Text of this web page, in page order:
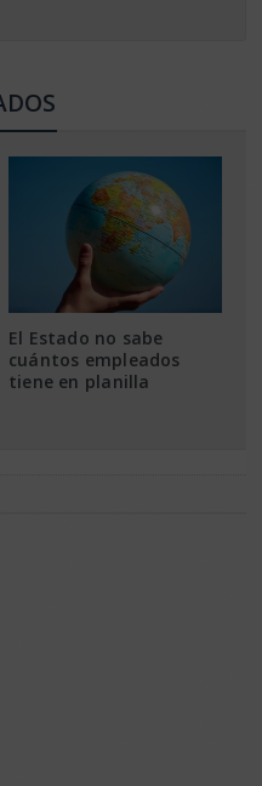
El Estado no sabe
cuántos empleados
tiene en planilla